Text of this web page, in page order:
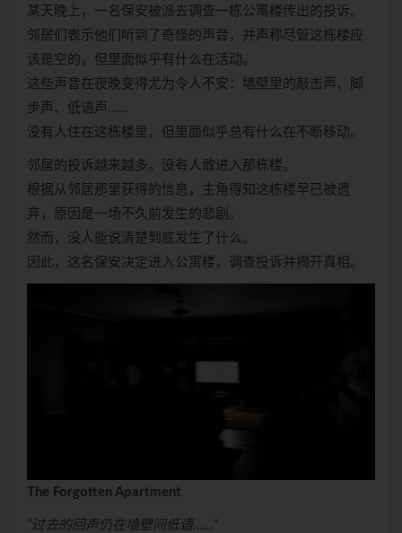
某天晚上，一名保安被派去调查一栋公寓楼传出的投诉。
邻居们表示他们听到了奇怪的声音，并声称尽管这栋楼应
该是空的，但里面似乎有什么在活动。
这些声音在夜晚变得尤为令人不安：墙壁里的敲击声、脚
步声、低语声……
没有人住在这栋楼里，但里面似乎总有什么在不断移动。
邻居的投诉越来越多。没有人敢进入那栋楼。
根据从邻居那里获得的信息，主角得知这栋楼早已被遗
弃，原因是一场不久前发生的悲剧。
然而，没人能说清楚到底发生了什么。
因此，这名保安决定进入公寓楼，调查投诉并揭开真相。
The Forgotten Apartment
“过去的回声仍在墙壁间低语……”